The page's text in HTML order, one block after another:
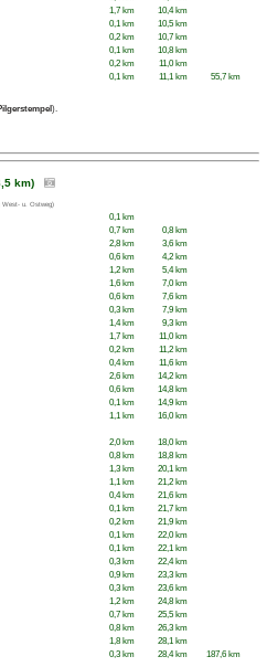
1,7 km
10,4 km
0,1 km
10,5 km
0,2 km
10,7 km
0,1 km
10,8 km
0,2 km
11,0 km
0,1 km 11,1 km 55,7 km
).
km)
West- u. Ostweg)
0,1 km
0,7 km
0,8 km
2,8 km
3,6 km
0,6 km
4,2 km
1,2 km
5,4 km
1,6 km
7,0 km
0,6 km
7,6 km
0,3 km
7,9 km
1,4 km
9,3 km
1,7 km
11,0 km
0,2 km
11,2 km
0,4 km
11,6 km
2,6 km
14,2 km
0,6 km
14,8 km
0,1 km
14,9 km
1,1 km
16,0 km
2,0 km
18,0 km
0,8 km
18,8 km
1,3 km
20,1 km
1,1 km
21,2 km
0,4 km
21,6 km
0,1 km
21,7 km
0,2 km
21,9 km
0,1 km
22,0 km
0,1 km
22,1 km
0,3 km
22,4 km
0,9 km
23,3 km
0,3 km
23,6 km
1,2 km
24,8 km
0,7 km
25,5 km
0,8 km
26,3 km
1,8 km
28,1 km
0,3 km 28,4 km 187,6 km